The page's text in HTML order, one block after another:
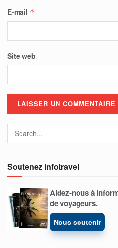
E-mail *
Site web
Soutenez Infotravel
Aidez-nous à
de voyageurs.
Nous soutenir